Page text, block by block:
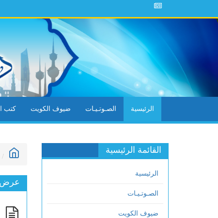
الرئيسية الصـوتـيـات ضيوف الكويت كتب
القائمة الرئيسية
الرئيسية
الصـوتـيـات
ضيوف الكويت
عرض